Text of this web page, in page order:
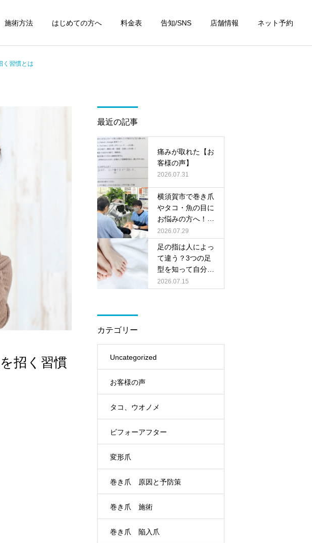
施術方法 はじめての方へ 料金表 告知/SNS 店舗情報 ネット予約
く習慣とは
招く習慣
最近の記事
痛みが取れた【お
客様の声】
2026.07.31
横須賀市で巻き爪
やタコ・魚の目に
お悩みの方へ！無
料相談会を開催し
ます
2026.07.29
足の指は人によっ
て違う？3つの足
型を知って自分に
合った靴選びをし
ましょう
2026.07.15
カテゴリー
Uncategorized
お客様の声
タコ、ウオノメ
ビフォーアフター
変形爪
巻き爪 原因と予防策
巻き爪 施術
巻き爪 陥入爪